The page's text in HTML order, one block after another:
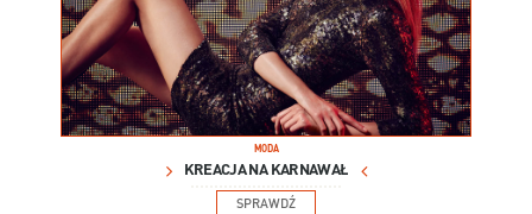
MODA
KREACJA NA KARNAWAŁ
SPRAWDŹ